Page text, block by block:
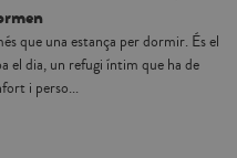
que una estança per dormir. És el
el dia, un refugi íntim que ha de
i perso...